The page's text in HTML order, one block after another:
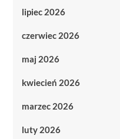
lipiec 2026
czerwiec 2026
maj 2026
kwiecień 2026
marzec 2026
luty 2026